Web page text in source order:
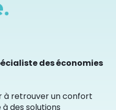
des économies
à retrouver un confort
des solutions